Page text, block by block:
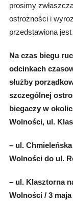
prosimy
ostrożności i
przedstawiona
Na czas biegu
odcinkach
służby
szczególnej
biegaczy w
Wolności, ul.
– ul.
Wolności do ul.
– ul. Klasztorna
Wolności / 3